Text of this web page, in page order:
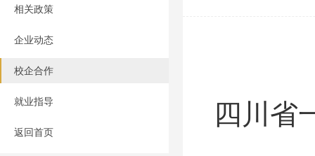
相关政策
企业动态
校企合作
就业指导
返回首页
四川省